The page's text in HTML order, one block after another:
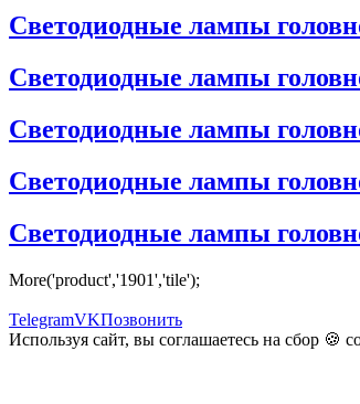
Светодиодные лампы
Светодиодные лампы
Светодиодные лампы
Светодиодные лампы
Светодиодные лампы
More('product','1901','tile');
TelegramVKПозвонить
Используя сайт, вы соглашаетесь на сбор 🍪